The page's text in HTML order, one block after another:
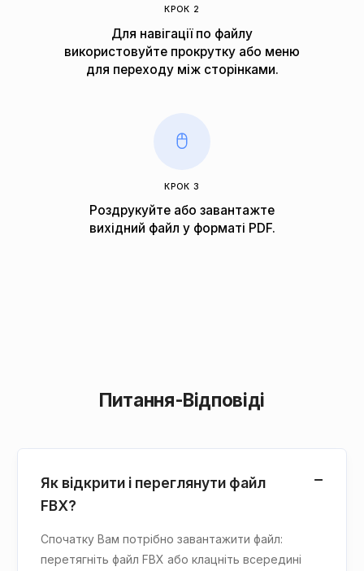
КРОК 2
Для навігації по файлу
використовуйте прокрутку або меню
для переходу між сторінками.
КРОК 3
Роздрукуйте або завантажте
вихідний файл у форматі PDF.
Питання-Відповіді
Як відкрити і переглянути файл
FBX?
Спочатку Вам потрібно завантажити файл:
перетягніть файл FBX або клацніть всередині